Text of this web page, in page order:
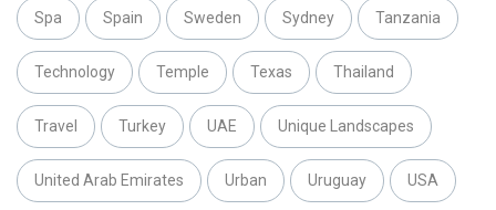
Spa Spain Sweden Sydney Tanzania
Technology Temple Texas Thailand
Travel Turkey UAE Unique Landscapes
United Arab Emirates Urban Uruguay USA